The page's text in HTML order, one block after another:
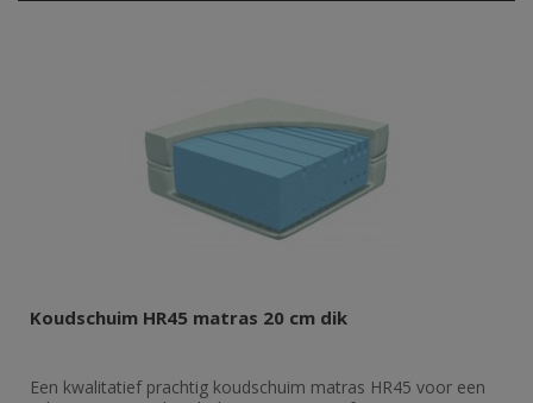
Koudschuim HR45 matras 20 cm dik
Een kwalitatief prachtig koudschuim matras HR45 voor een